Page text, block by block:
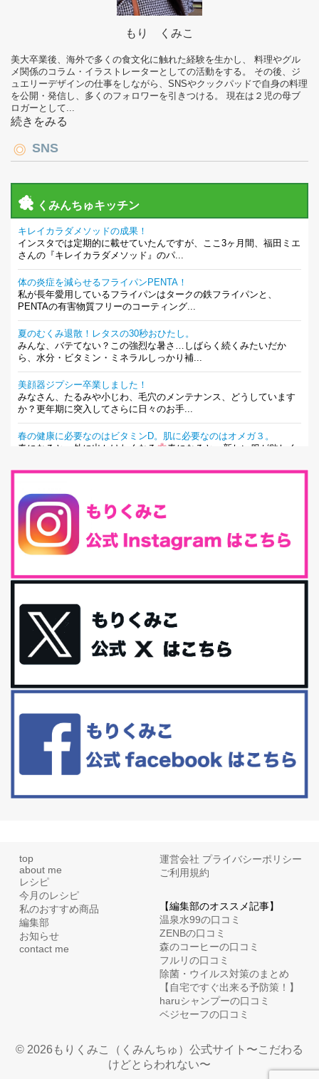
もり くみこ
美大卒業後、海外で多くの食文化に触れた経験を生かし、 料理やグル
メ関係のコラム・イラストレーターとしての活動をする。 その後、ジ
ュエリーデザインの仕事をしながら、SNSやクックパッドで自身の料理
を公開・発信し、多くのフォロワーを引きつける。 現在は２児の母ブ
ロガーとして...
続きをみる
SNS
くみんちゅキッチン
キレイカラダメソッドの成果！
インスタでは定期的に載せていたんですが、ここ3ヶ月間、福田ミエ
さんの『キレイカラダメソッド』のパ...
体の炎症を減らせるフライパンPENTA！
私が長年愛用しているフライパンはタークの鉄フライパンと、
PENTAの有害物質フリーのコーティング...
夏のむくみ退散！レタスの30秒おひたし。
みんな、バテてない？この強烈な暑さ…しばらく続くみたいだか
ら、水分・ビタミン・ミネラルしっかり補...
美顔器ジプシー卒業しました！
みなさん、たるみや小じわ、毛穴のメンテナンス、どうしています
か？更年期に突入してさらに日々のお手...
春の健康に必要なのはビタミンD。肌に必要なのはオメガ３。
春になると、外に出かけたくなる
春になると、新しい服が欲しく
最近、グラノーラ迷子になっていた私です。が、と〜〜〜っても美
味しくて栄養たっぷりのグラノーラを発...
腸活は「食事」だけだと思っていませんか？私の腸活完全版！
腸内環境を整えることは、健康維持の中でいっちばん大事！だと私
最近お風呂上がりの炭酸水をシリカシリカにしているんだけど確か
に髪と爪が丈夫になった気がする。炭酸...
体に優しい、私のふるさと納税５選。
今回は、最近毎回定期的に購入している「楽天ふるさと納税」の返
礼品トップ５を紹介します。今までいろ...
更年期を穏やかに乗りきるために今できる５つのこと。
といった更年期症状はまだ...
top
about me
レシピ
今月のレシピ
私のおすすめ商品
編集部
お知らせ
contact me
運営会社 プライバシーポリシー
ご利用規約
【編集部のオススメ記事】
温泉水99の口コミ
ZENBの口コミ
森のコーヒーの口コミ
フルリの口コミ
除菌・ウイルス対策のまとめ
【自宅ですぐ出来る予防策！】
haruシャンプーの口コミ
ベジセーフの口コミ
© 2026もりくみこ（くみんちゅ）公式サイト〜こだわる
けどとらわれない〜